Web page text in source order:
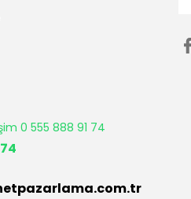
0 555 888 91 74